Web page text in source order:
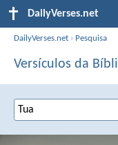
DailyVerses.net
DailyVerses.net › Pesquisa
Versículos da